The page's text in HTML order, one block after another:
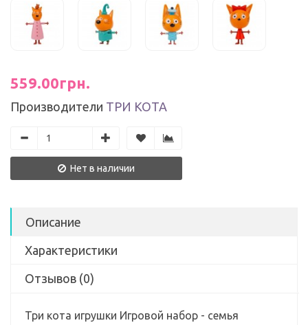
559.00грн.
Производители ТРИ КОТА
Нет в наличии
Описание
Характеристики
Отзывов (0)
Три кота игрушки Игровой набор - семья